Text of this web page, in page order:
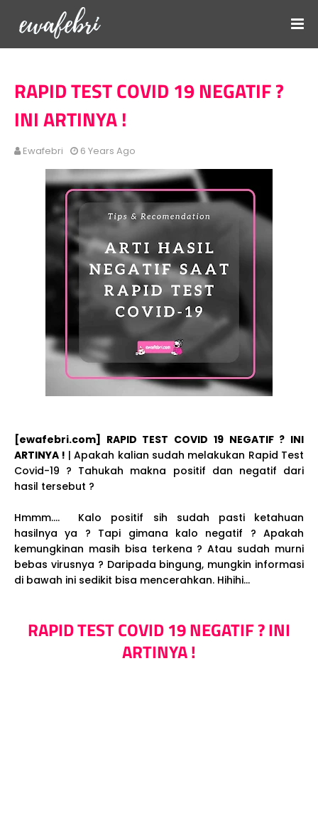
RAPID TEST COVID 19 NEGATIF ?
INI ARTINYA !
Ewafebri 6 Years Ago
[ewafebri.com] RAPID TEST COVID 19 NEGATIF ? INI
ARTINYA ! | Apakah kalian sudah melakukan Rapid Test
Covid-19 ? Tahukah makna positif dan negatif dari
hasil tersebut ?
Hmmm.... Kalo positif sih sudah pasti ketahuan
hasilnya ya ? Tapi gimana kalo negatif ? Apakah
kemungkinan masih bisa terkena ? Atau sudah murni
bebas virusnya ? Daripada bingung, mungkin informasi
di bawah ini sedikit bisa mencerahkan. Hihihi...
RAPID TEST COVID 19 NEGATIF ? INI
ARTINYA !